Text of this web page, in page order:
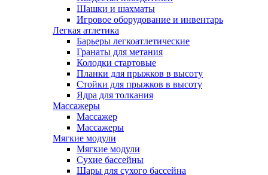
Шашки и шахматы
Игровое оборудование и инвентарь
Легкая атлетика
Барьеры легкоатлетические
Гранаты для метания
Колодки стартовые
Планки для прыжков в высоту
Стойки для прыжков в высоту
Ядра для толкания
Массажеры
Массажер
Массажеры
Мягкие модули
Мягкие модули
Сухие бассейны
Шары для сухого бассейна